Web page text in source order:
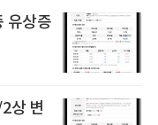
유상증
상 변